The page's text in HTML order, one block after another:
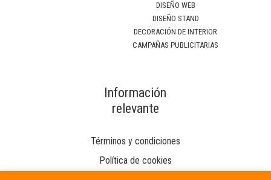
DISEÑO WEB
DISEÑO STAND
DECORACIÓN DE INTERIOR
CAMPAÑAS PUBLICITARIAS
Información
relevante
Términos y condiciones
Política de cookies